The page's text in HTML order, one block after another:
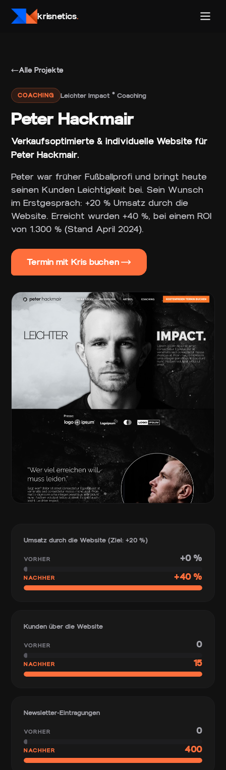
krisnetics.
Alle Projekte
COACHING Leichter Impact · Coaching
Peter Hackmair
Verkaufsoptimierte & individuelle Website für
Peter Hackmair.
Peter war früher Fußballprofi und bringt heute
seinen Kunden Leichtigkeit bei. Sein Wunsch
im Erstgespräch: +20 % Umsatz durch die
Website. Erreicht wurden +40 %, bei einem ROI
von 1.300 % (Stand April 2024).
Termin mit Kris buchen
Umsatz durch die Website (Ziel: +20 %)
VORHER +0 %
NACHHER +40 %
Kunden über die Website
VORHER 0
NACHHER 15
Newsletter-Eintragungen
VORHER 0
NACHHER 400